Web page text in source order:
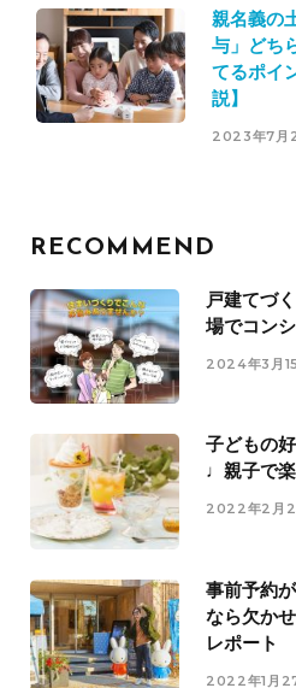
親名義の
与」どち
てるポイ
説】
2023年7月
RECOMMEND
戸建てづ
場でコン
2024年3月
子どもの
♩親子で
2022年2月
事前予約
なら欠か
レポート
2022年1月